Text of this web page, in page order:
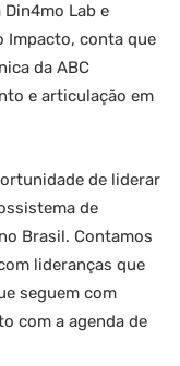
Lab e
Impacto, conta que
da ABC
e articulação em
de liderar
de
Brasil. Contamos
lideranças que
seguem com
com a agenda de